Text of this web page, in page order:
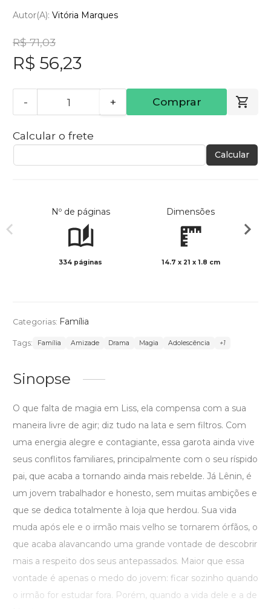
Autor(a): Vitória Marques
R$ 71,03
R$ 56,23
- + Comprar
Calcular o frete
Calcular
Nº de páginas
334 páginas
Dimensões
14.7 x 21 x 1.8 cm
Categorias: Família
Tags: Família Amizade Drama Magia Adolescência +1
Sinopse
O que falta de magia em Liss, ela compensa com a sua
maneira livre de agir; diz tudo na lata e sem filtros. Com
uma energia alegre e contagiante, essa garota ainda vive
seus conflitos familiares, principalmente com o seu ríspido
pai, que acaba a tornando ainda mais rebelde. Já Lênin, é
um jovem trabalhador e honesto, sem muitas ambições e
que se dedica totalmente à loja que herdou. Sua vida
muda após ele e o irmão mais velho se tornarem órfãos, o
que acaba alavancando uma grande vontade de descobrir
mais a respeito dos seus antepassados. Maior que essa
vontade é apenas o medo do jovem: ficar sozinho quando
o irmão for estudar fora. Porém, quando a vida dele e a de